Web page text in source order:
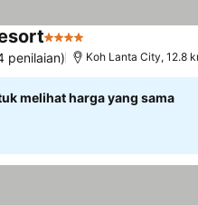
4 Bintang
penilaian) Koh Lanta City, 12.8
melihat harga yang sama